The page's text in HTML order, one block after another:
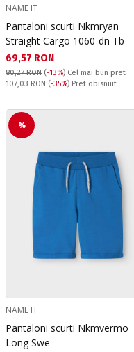
NAME IT
Pantaloni scurti Nkmryan
Straight Cargo 1060-dn Tb
Текуща цена:
69,57 RON
80,27 RON (-13%) Cel mai bun pret
Pret obisnuit:
107,03 RON (-35%) Pret obisnuit
%
NAME IT
Pantaloni scurti Nkmvermo
Long Swe